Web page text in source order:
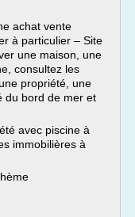
achat vente
à particulier – Site
une maison, une
consultez les
propriété, une
du bord de mer et
avec piscine à
immobilières à